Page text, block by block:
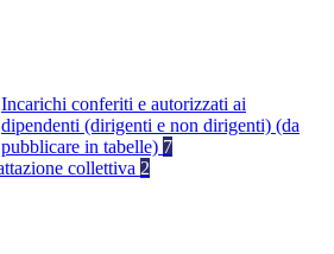
Incarichi conferiti e autorizzati ai
dipendenti (dirigenti e non dirigenti) (da
pubblicare in tabelle) 7
collettiva 2